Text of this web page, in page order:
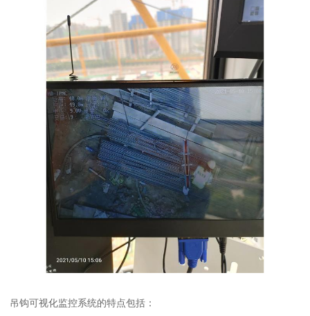
吊钩可视化监控系统的特点包括：